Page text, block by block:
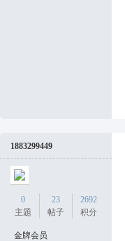
1883299449
0
主题
23
帖子
2692
积分
金牌会员